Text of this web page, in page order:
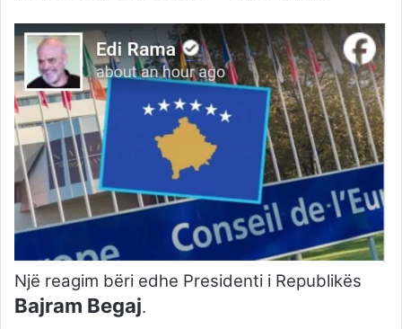
Një reagim bëri edhe Presidenti i Republikës
Bajram Begaj.